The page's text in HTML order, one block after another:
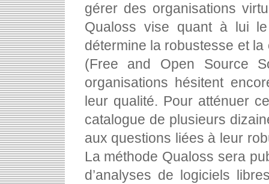
gérer des organisations
Qualoss vise quant à lui le
détermine la robustesse et
(Free and Open Source
organisations hésitent
leur qualité. Pour atténuer
catalogue de plusieurs
aux questions liées à leur
La méthode Qualoss sera
d’analyses de logiciels